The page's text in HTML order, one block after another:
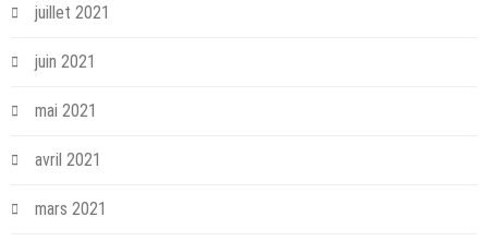
juillet 2021
juin 2021
mai 2021
avril 2021
mars 2021